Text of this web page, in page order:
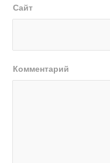
Сайт
Комментарий